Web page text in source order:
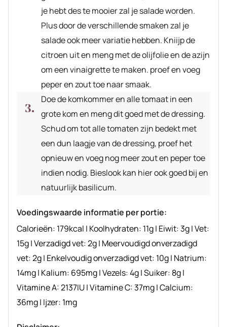
je hebt des te mooier zal je salade worden.
Plus door de verschillende smaken zal je
salade ook meer variatie hebben. Kniijp de
citroen uit en meng met de olijfolie en de azijn
om een vinaigrette te maken. proef en voeg
peper en zout toe naar smaak.
Doe de komkommer en alle tomaat in een
grote kom en meng dit goed met de dressing.
Schud om tot alle tomaten zijn bedekt met
een dun laagje van de dressing, proef het
opnieuw en voeg nog meer zout en peper toe
indien nodig. Bieslook kan hier ook goed bij en
natuurlijk basilicum.
Voedingswaarde informatie per portie:
Calorieën: 179kcal | Koolhydraten: 11g| Eiwit:3g|Vet:
15g|Verzadigd vet:2g| Meervoudigd onverzadigd
vet:2g| Enkelvoudig onverzadigd vet: 10g| Natrium:
14mg| Kalium: 695mg|Vezels:4g|Suiker: 8g|
Vitamine A:2137IU|Vitamine C:37mg|Calcium:
36mg| Ijzer: 1mg